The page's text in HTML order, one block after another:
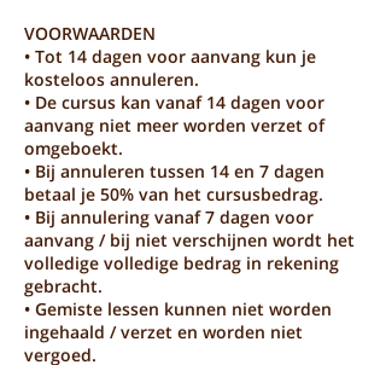
VOORWAARDEN
• Tot 14 dagen voor aanvang kun je
kosteloos annuleren.
• De cursus kan vanaf 14 dagen voor
aanvang niet meer worden verzet of
omgeboekt.
• Bij annuleren tussen 14 en 7 dagen
betaal je 50% van het cursusbedrag.
• Bij annulering vanaf 7 dagen voor
aanvang / bij niet verschijnen wordt het
volledige volledige bedrag in rekening
gebracht.
• Gemiste lessen kunnen niet worden
ingehaald / verzet en worden niet
vergoed.